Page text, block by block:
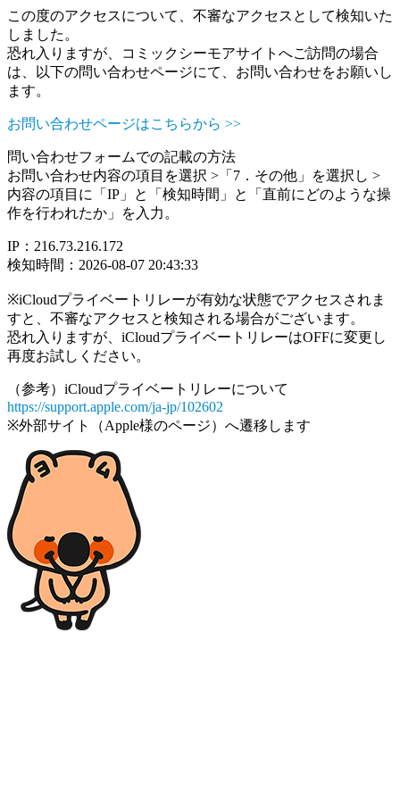
この度のアクセスについて、不審なアクセスとして検知いた
しました。
恐れ入りますが、コミックシーモアサイトへご訪問の場合
は、以下の問い合わせページにて、お問い合わせをお願いし
ます。
お問い合わせページはこちらから >>
問い合わせフォームでの記載の方法
お問い合わせ内容の項目を選択 >「7．その他」を選択し >
内容の項目に「IP」と「検知時間」と「直前にどのような操
作を行われたか」を入力。
IP：216.73.216.172
検知時間：2026-08-07 20:43:33
※iCloudプライベートリレーが有効な状態でアクセスされま
すと、不審なアクセスと検知される場合がございます。
恐れ入りますが、iCloudプライベートリレーはOFFに変更し
再度お試しください。
（参考）iCloudプライベートリレーについて
https://support.apple.com/ja-jp/102602
※外部サイト（Apple様のページ）へ遷移します